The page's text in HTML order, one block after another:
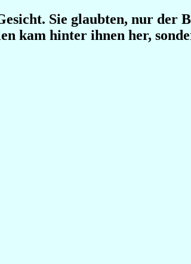
Sie glaubten, nur
kam hinter ihnen her,